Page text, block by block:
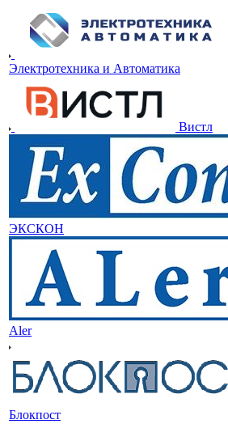
Электротехника и Автоматика
Вистл
ЭКСКОН
Aler
Блокпост